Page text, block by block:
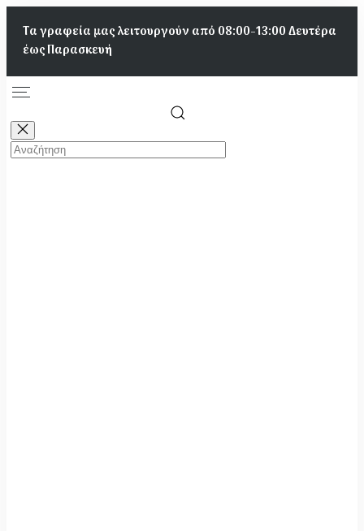
προς
κυρίως
περιεχόμενο
Τα γραφεία μας λειτουργούν από 08:00-13:00 Δευτέρα
έως Παρασκευή
Κεντρική
πλοήγηση